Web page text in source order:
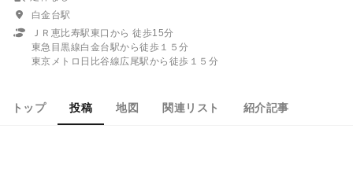
白金台駅
ＪＲ恵比寿駅東口から 徒歩15分
東急目黒線白金台駅から徒歩１５分
東京メトロ日比谷線広尾駅から徒歩１５分
トップ 投稿 地図 関連リスト 紹介記事